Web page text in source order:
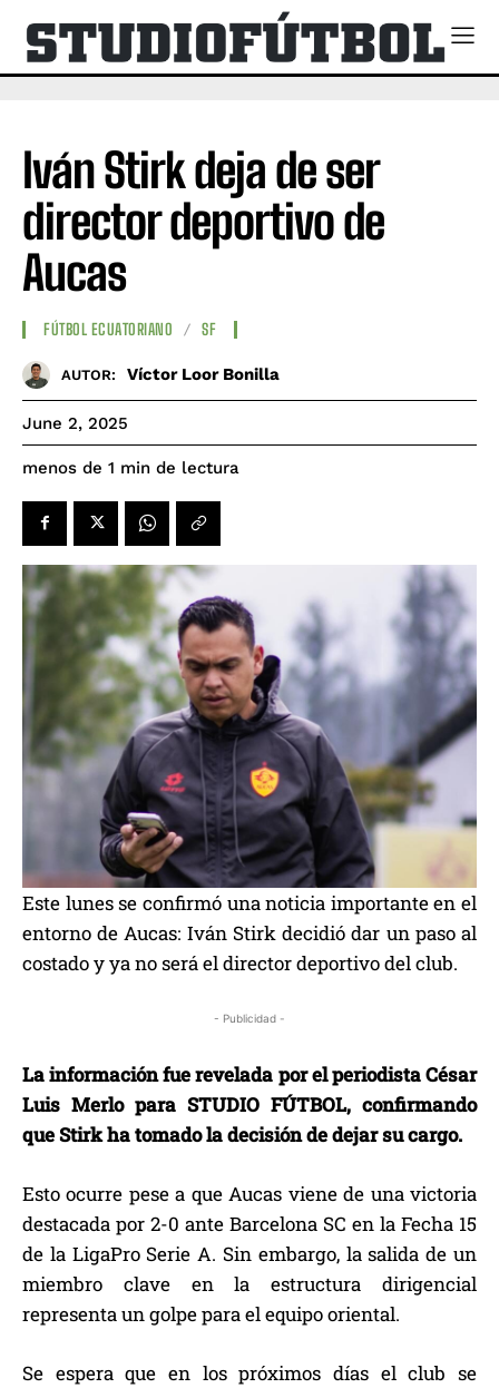
Iván Stirk deja de ser
director deportivo de
Aucas
FÚTBOL ECUATORIANO SF
AUTOR: Víctor Loor Bonilla
June 2, 2025
menos de 1 min de lectura
Este lunes se confirmó una noticia importante en el
entorno de Aucas: Iván Stirk decidió dar un paso al
costado y ya no será el director deportivo del club.
- Publicidad -
La información fue revelada por el periodista César
Luis Merlo para STUDIO FÚTBOL, confirmando
que Stirk ha tomado la decisión de dejar su cargo.
Esto ocurre pese a que Aucas viene de una victoria
destacada por 2-0 ante Barcelona SC en la Fecha 15
de la LigaPro Serie A. Sin embargo, la salida de un
miembro clave en la estructura dirigencial
representa un golpe para el equipo oriental.
Se espera que en los próximos días el club se